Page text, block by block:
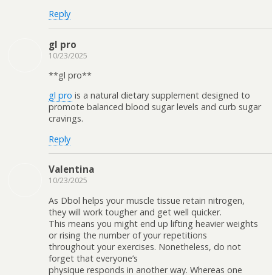
Reply
gl pro
10/23/2025
**gl pro**
gl pro is a natural dietary supplement designed to
promote balanced blood sugar levels and curb sugar
cravings.
Reply
Valentina
10/23/2025
As Dbol helps your muscle tissue retain nitrogen,
they will work tougher and get well quicker.
This means you might end up lifting heavier weights
or rising the number of your repetitions
throughout your exercises. Nonetheless, do not
forget that everyone’s
physique responds in another way. Whereas one